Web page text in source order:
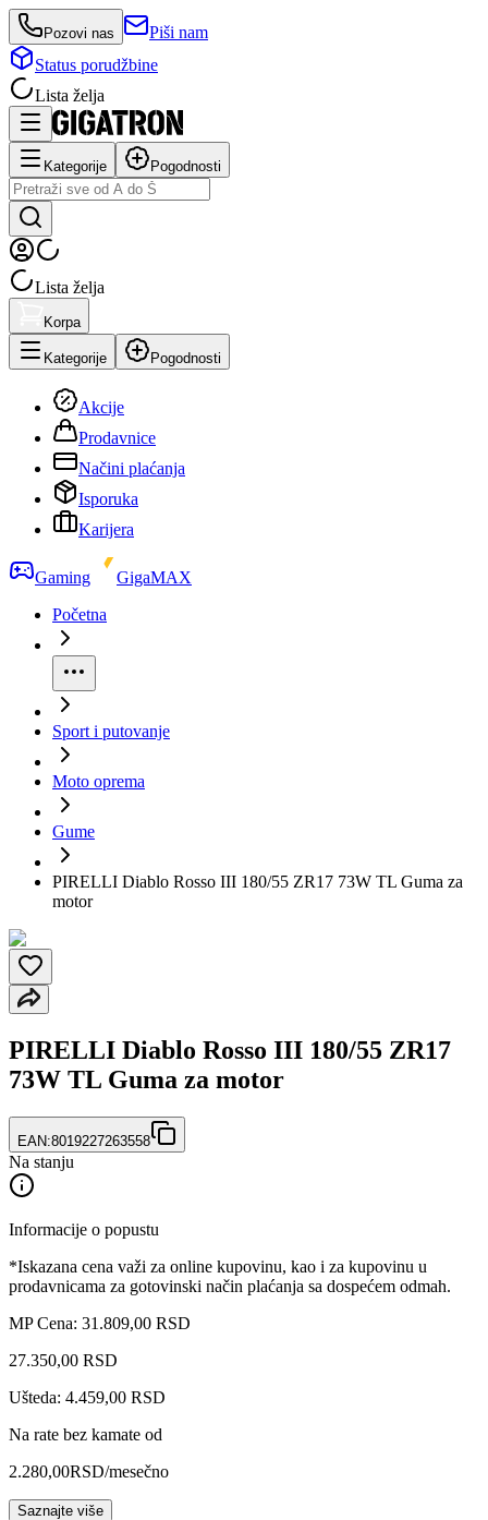
Pozovi nas
Piši nam
Status porudžbine
Lista želja
Kategorije Pogodnosti
Lista želja
Korpa
Kategorije Pogodnosti
Akcije
Prodavnice
Načini plaćanja
Isporuka
Karijera
Gaming
GigaMAX
Početna
Sport i putovanje
Moto oprema
Gume
PIRELLI Diablo Rosso III 180/55 ZR17 73W TL Guma za
motor
PIRELLI Diablo Rosso III 180/55 ZR17
73W TL Guma za motor
EAN:8019227263558
Na stanju
Informacije o popustu
*Iskazana cena važi za online kupovinu, kao i za kupovinu u
prodavnicama za gotovinski način plaćanja sa dospećem odmah.
MP Cena: 31.809,00 RSD
27.350,00 RSD
Ušteda: 4.459,00 RSD
Na rate bez kamate od
2.280,00RSD/mesečno
Saznajte više